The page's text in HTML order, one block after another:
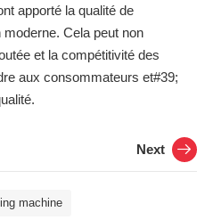
apporté la qualité de
Cela peut non
et la compétitivité des
aux consommateurs et#39;
Next
machine